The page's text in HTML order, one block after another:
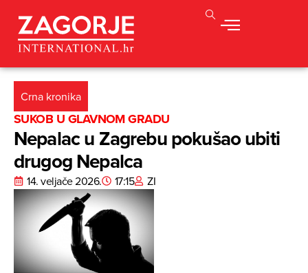
Crna kronika
SUKOB U GLAVNOM GRADU
Nepalac u Zagrebu pokušao ubiti
drugog Nepalca
14. veljače 2026. 17:15 ZI